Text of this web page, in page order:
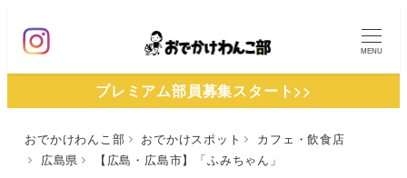
ン
MENU
プレミアム部員募集スタート>>
おでかけわんこ部 おでかけスポット
カフェ・飲食店
広島県
【広島・広島市】「ふみちゃん」